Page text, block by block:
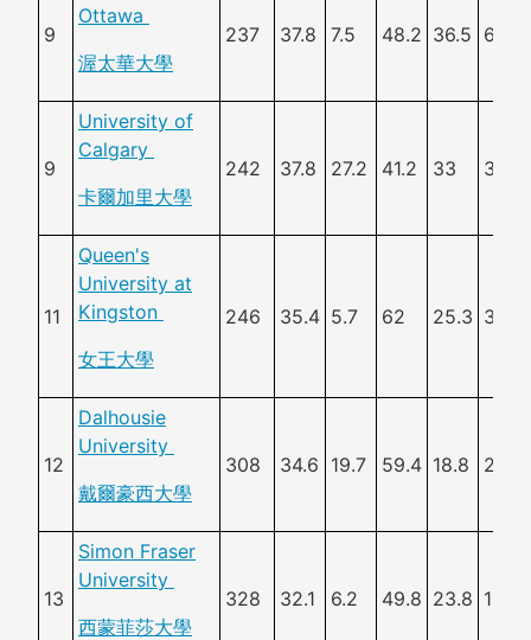
9
Ottawa
渥太華大學
237 37.8 7.5 48.2 36.5 68.8
9
University of
Calgary
卡爾加里大學
242 37.8 27.2 41.2 33 36.6
11
Queen's
University at
Kingston
女王大學
246 35.4 5.7 62 25.3 38.8
12
Dalhousie
University
戴爾豪西大學
308 34.6 19.7 59.4 18.8 20.5
13
Simon Fraser
University
西蒙菲莎大學
328 32.1 6.2 49.8 23.8 19.8